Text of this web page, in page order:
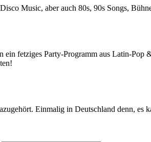
Music, aber auch 80s, 90s Songs,
fetziges Party-Programm aus Latin-
Einmalig in Deutschland denn, es